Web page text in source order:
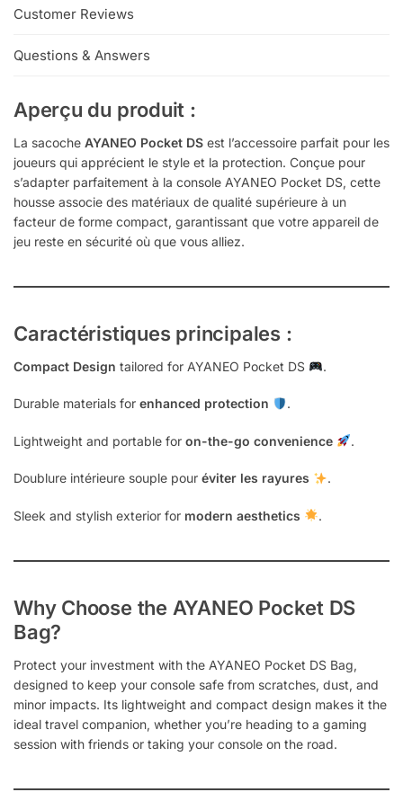
Customer Reviews
Questions & Answers
Aperçu du produit :
La sacoche AYANEO Pocket DS est l’accessoire parfait pour les
joueurs qui apprécient le style et la protection. Conçue pour
s’adapter parfaitement à la console AYANEO Pocket DS, cette
housse associe des matériaux de qualité supérieure à un
facteur de forme compact, garantissant que votre appareil de
jeu reste en sécurité où que vous alliez.
Caractéristiques principales :
Compact Design tailored for AYANEO Pocket DS .
Durable materials for enhanced protection .
Lightweight and portable for on-the-go convenience .
Doublure intérieure souple pour éviter les rayures .
Sleek and stylish exterior for modern aesthetics .
Why Choose the AYANEO Pocket DS
Bag?
Protect your investment with the AYANEO Pocket DS Bag,
designed to keep your console safe from scratches, dust, and
minor impacts. Its lightweight and compact design makes it the
ideal travel companion, whether you’re heading to a gaming
session with friends or taking your console on the road.